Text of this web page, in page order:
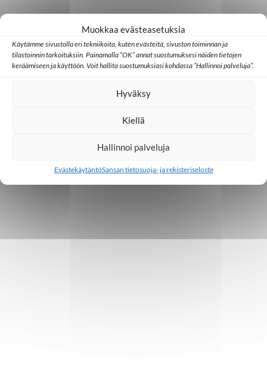
Muokkaa evästeasetuksia
Käytämme sivustolla eri tekniikoita, kuten evästeitä, sivuston toiminnan ja
tilastoinnin tarkoituksiin. Painamalla ”OK” annat suostumuksesi näiden tietojen
keräämiseen ja käyttöön. Voit hallita suostumuksiasi kohdassa ”Hallinnoi palveluja”.
Hyväksy
Kiellä
Hallinnoi palveluja
EvästekäytäntöSansan tietosuoja- ja rekisteriseloste